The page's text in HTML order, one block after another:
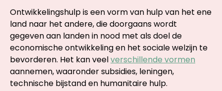
Ontwikkelingshulp is een vorm van hulp van het ene
land naar het andere, die doorgaans wordt
gegeven aan landen in nood met als doel de
economische ontwikkeling en het sociale welzijn te
bevorderen. Het kan veelverschillende vormen
aannemen, waaronder subsidies, leningen,
technische bijstand en humanitaire hulp.